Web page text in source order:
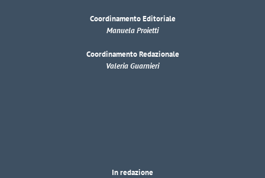
Coordinamento Editoriale
Manuela Proietti
Coordinamento Redazionale
Valeria Guarnieri
In redazione